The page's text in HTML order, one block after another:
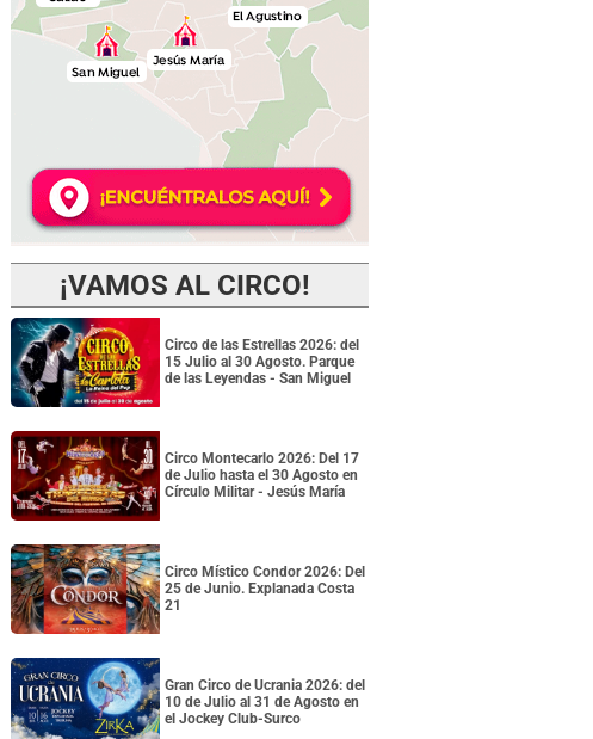
¡VAMOS AL CIRCO!
Circo de las Estrellas 2026: del
15 Julio al 30 Agosto. Parque
de las Leyendas - San Miguel
Circo Montecarlo 2026: Del 17
de Julio hasta el 30 Agosto en
Círculo Militar - Jesús María
Circo Místico Condor 2026: Del
25 de Junio. Explanada Costa
21
Gran Circo de Ucrania 2026: del
10 de Julio al 31 de Agosto en
el Jockey Club-Surco